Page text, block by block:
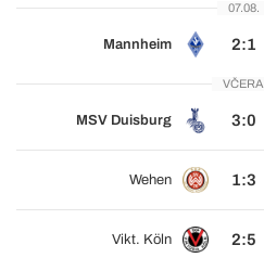
07.08.
Mannheim 2:1
VČERA
MSV Duisburg 3:0
Wehen 1:3
Vikt. Köln 2:5